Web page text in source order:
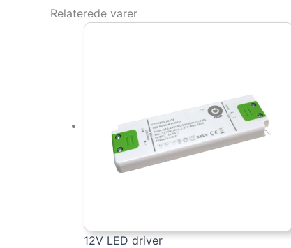
Relaterede varer
12V LED driver